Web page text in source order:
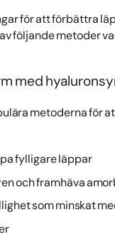
för att förbättra
följande metoder
med
metoderna för
fylligare läppar
och framhäva
som minskat